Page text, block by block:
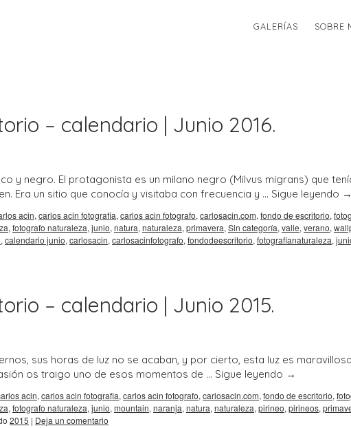
GALERÍAS SOBRE
– calendario | Junio 2016.
y negro. El protagonista es un milano negro (Milvus migrans) que
Era un sitio que conocía y visitaba con frecuencia y … Sigue leyendo →
acin, carlos acin fotografia, carlos acin fotografo, carlosacin.com, fondo de escritorio,
, fotografo naturaleza, junio, natura, naturaleza, primavera, Sin categoría, valle, verano,
, calendario junio, carlosacin, carlosacinfotografo, fondodeescritorio, fotografianaturaleza,
– calendario | Junio 2015.
sus horas de luz no se acaban, y por cierto, esta luz es
os traigo uno de esos momentos de … Sigue leyendo →
acin, carlos acin fotografia, carlos acin fotografo, carlosacin.com, fondo de escritorio,
, fotografo naturaleza, junio, mountain, naranja, natura, naturaleza, pirineo, pirineos,
2015 | Deja un comentario